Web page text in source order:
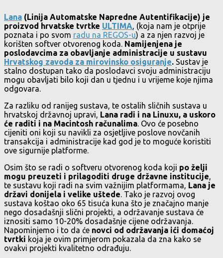
Lana (Linija Automatske Napredne Autentifikacije) je
proizvod hrvatske tvrtke ULTIMA, (koja nam je otprije
poznata i po svom radu na REGOS-u) a za njen razvoj je
korišten softver otvorenog koda. Namijenjena je
poslodavcima za obavljanje administracije u sustavu
Hrvatskog zavoda za mirovinsko osiguranje. Sustav je
stalno dostupan tako da poslodavci svoju administraciju
mogu obavljati bilo koji dan u tjednu i u vrijeme koje njima
odgovara.
Za razliku od ranijeg sustava, te ostalih sličnih sustava u
hrvatskoj državnoj upravi, Lana radi i na Linuxu, a uskoro
će raditi i na Macintosh računalima. Ovo će posebno
cijeniti oni koji su navikli za osjetljive poslove novčanih
transakcija i administracije kad god je to moguće koristiti
ove sigurnije platforme.
Osim što se radi o softveru otvorenog koda koji po želji
mogu preuzeti i prilagoditi druge državne institucije,
te sustavu koji radi na svim važnijim platformama, Lana je
državi donijela i velike uštede. Tako je razvoj ovog
sustava koštao oko 65 tisuća kuna što je značajno manje
nego dosadašnji slični projekti, a održavanje sustava će
iznositi samo 10-20% dosadašnje cijene održavanja.
Napominjemo i to da će novci od održavanja ići domaćoj
tvrtki koja je ovim primjerom pokazala da zna kako se
ovakvi projekti kvalitetno odrađuju.